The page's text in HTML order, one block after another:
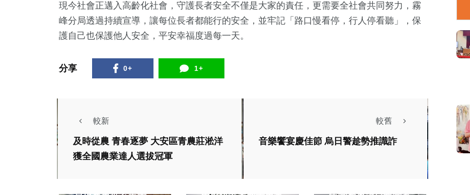
現今社會正邁入高齡化社會，守護長者安全不僅是大家的責任，更需要全社會共同努力，霧
峰分局透過持續宣導，讓每位長者都能行的安全，並牢記「路口慢看停，行人停看聽」，保
護自己也保護他人安全，平安幸福度過每一天。
分享 0+ 1+
較新
及時從農 青春逐夢 大安區青農莊淞洋
獲全國農業達人選拔冠軍
較舊
音樂饗宴慶佳節 烏日警趁勢推識詐
2023亞洲技能競賽